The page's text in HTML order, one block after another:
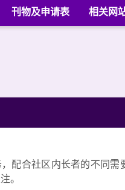
刊物及申请表 相关网
配合社区内长者的不同需
。